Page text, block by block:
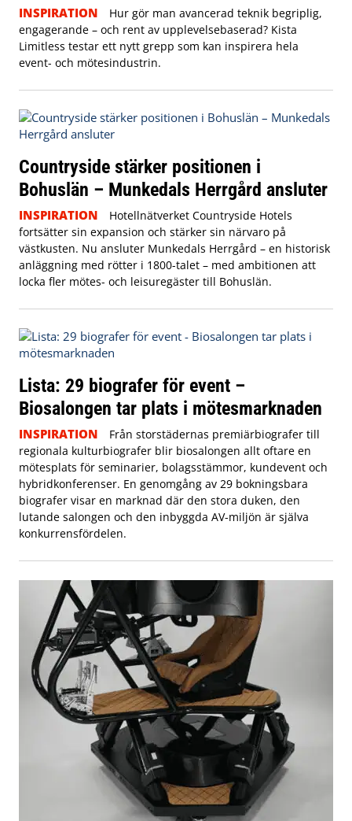
INSPIRATION
Hur gör man avancerad teknik begriplig,
engagerande – och rent av upplevelsebaserad? Kista
Limitless testar ett nytt grepp som kan inspirera hela
event- och mötesindustrin.
Countryside stärker positionen i
Bohuslän – Munkedals Herrgård ansluter
INSPIRATION
Hotellnätverket Countryside Hotels
fortsätter sin expansion och stärker sin närvaro på
västkusten. Nu ansluter Munkedals Herrgård – en historisk
anläggning med rötter i 1800-talet – med ambitionen att
locka fler mötes- och leisuregäster till Bohuslän.
Lista: 29 biografer för event –
Biosalongen tar plats i mötesmarknaden
INSPIRATION
Från storstädernas premiärbiografer till
regionala kulturbiografer blir biosalongen allt oftare en
mötesplats för seminarier, bolagsstämmor, kundevent och
hybridkonferenser. En genomgång av 29 bokningsbara
biografer visar en marknad där den stora duken, den
lutande salongen och den inbyggda AV-miljön är själva
konkurrensfördelen.